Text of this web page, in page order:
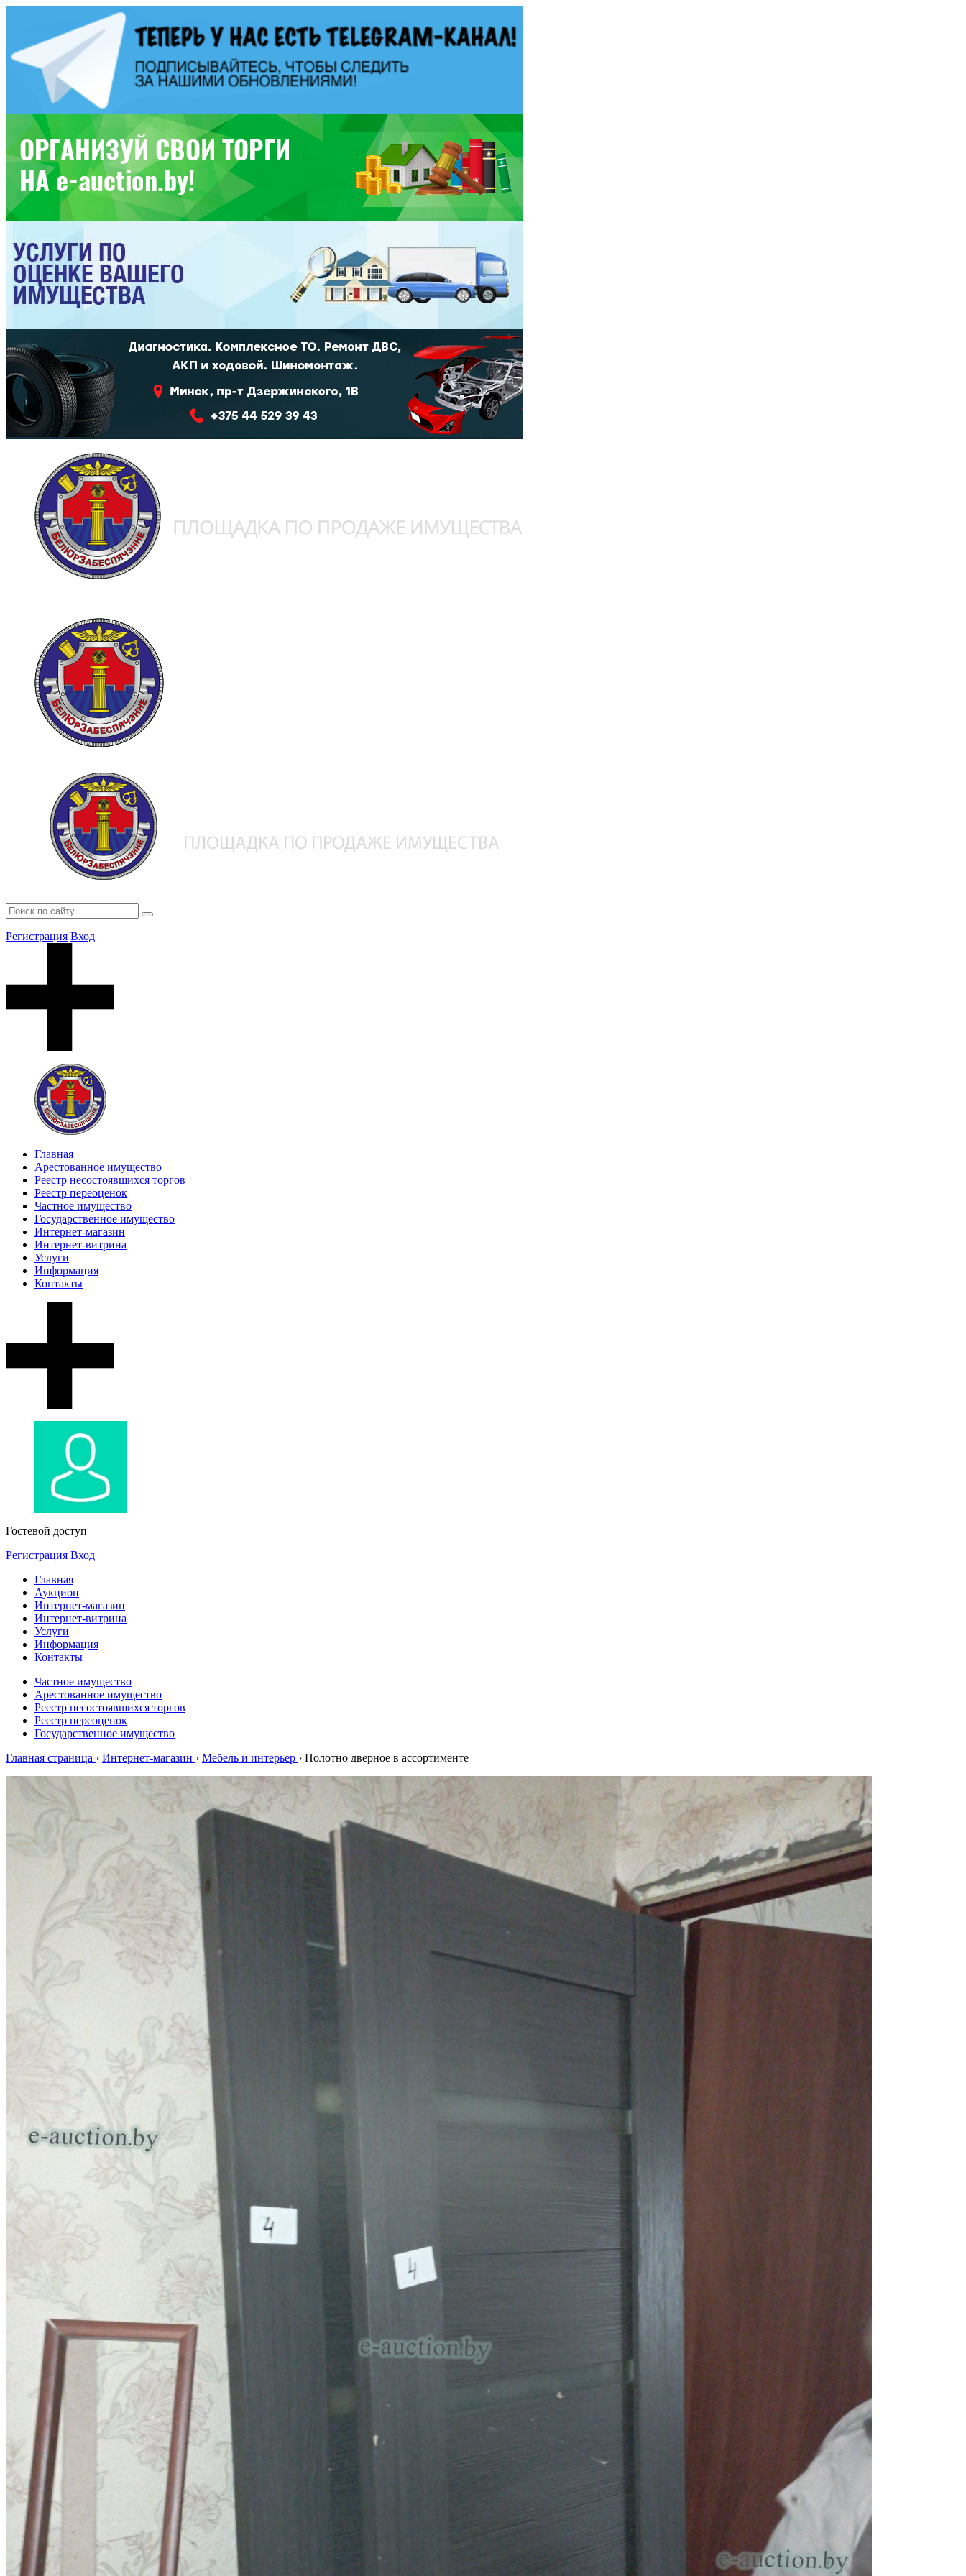
Регистрация Вход
Главная
Арестованное имущество
Реестр несостоявшихся торгов
Реестр переоценок
Частное имущество
Государственное имущество
Интернет-магазин
Интернет-витрина
Услуги
Информация
Контакты
Гостевой доступ
Регистрация Вход
Главная
Аукцион
Интернет-магазин
Интернет-витрина
Услуги
Информация
Контакты
Частное имущество
Арестованное имущество
Реестр несостоявшихся торгов
Реестр переоценок
Государственное имущество
Главная страница › Интернет-магазин › Мебель и интерьер › Полотно дверное в ассортименте